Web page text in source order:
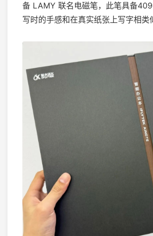
备 LAMY 联名电磁笔，此笔具备
写时的手感和在真实纸张上写字相类